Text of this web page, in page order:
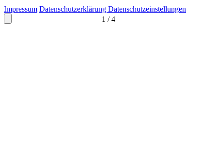
1 /4
Impressum Datenschutzerklärung Datenschutzeinstellungen